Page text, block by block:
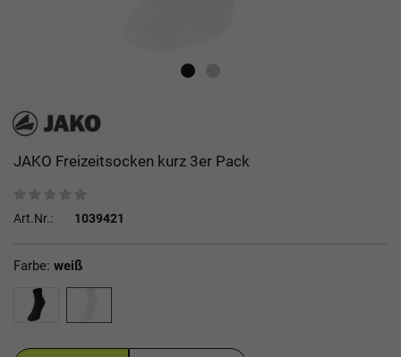
JAKO Freizeitsocken kurz 3er Pack
Art.Nr.: 1039421
Farbe: weiß